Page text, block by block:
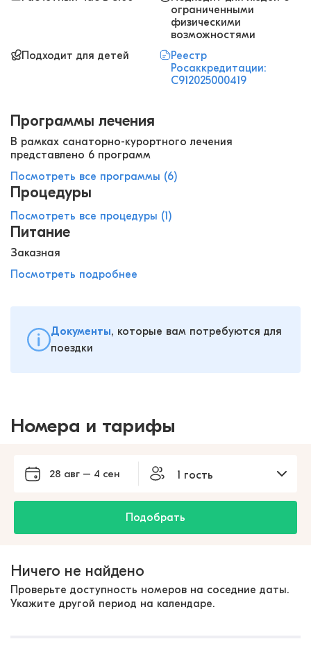
ограниченными
физическими
возможностями
Подходит для детей
Реестр
Росаккредитации:
С912025000419
Программы лечения
В рамках санаторно-курортного лечения
представлено 6 программ
Посмотреть все программы (6)
Процедуры
Посмотреть все процедуры (1)
Питание
Заказная
Посмотреть подробнее
Документы, которые вам потребуются для
поездки
Номера и тарифы
28 авг – 4 сен 1 гость
Подобрать
Ничего не найдено
Проверьте доступность номеров на соседние даты.
Укажите другой период на календаре.